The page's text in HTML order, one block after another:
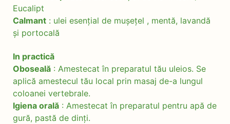
Eucalipt
Calmant: ulei esențial de mușețel , mentă, lavandă
și portocală
In practică
Oboseală: Amestecat în preparatul tău uleios. Se
aplică amestecul tău local prin masaj de-a lungul
coloanei vertebrale.
Igiena orală: Amestecat în preparatul pentru apă de
gură, pastă de dinți.